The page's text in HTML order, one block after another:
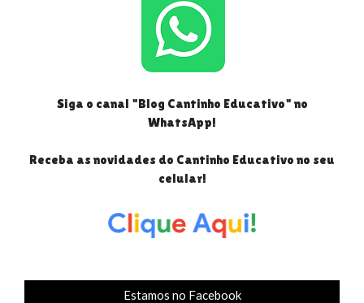
Siga o canal "Blog Cantinho Educativo" no
WhatsApp!
Receba as novidades do Cantinho Educativo no seu
celular!
Estamos no Facebook